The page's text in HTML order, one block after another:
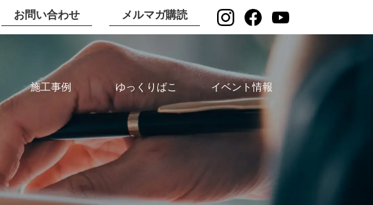
お問い合わせ メルマガ購読
施工事例 ゆっくりばこ イベント情報